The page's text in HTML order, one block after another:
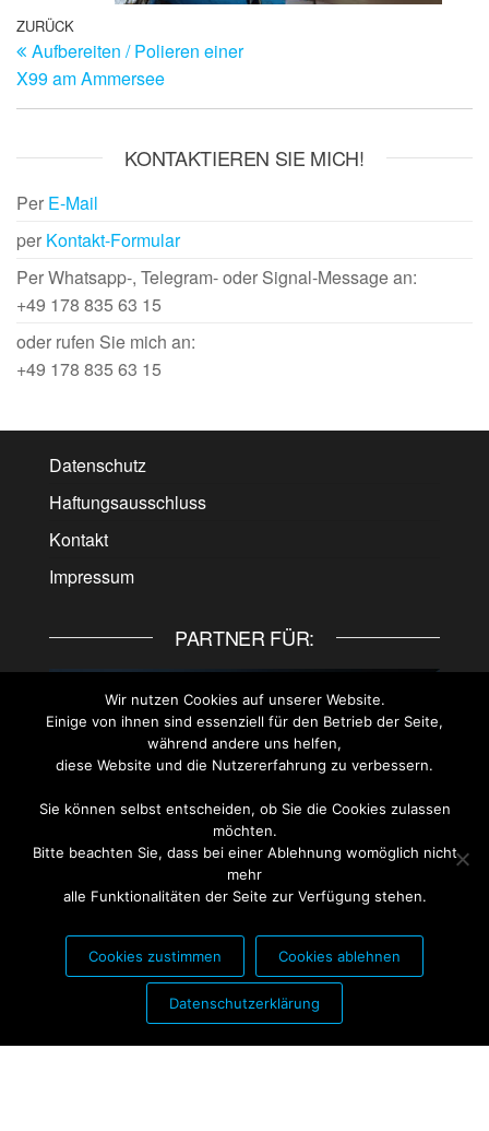
Beitragsnavigation
Vorheriger
Beitrag
ZURÜCK
Aufbereiten / Polieren einer
X99 am Ammersee
KONTAKTIEREN SIE MICH!
Per E-Mail
per Kontakt-Formular
Per Whatsapp-, Telegram- oder Signal-Message an:
+49 178 835 63 15
oder rufen Sie mich an:
+49 178 835 63 15
Datenschutz
Haftungsausschluss
Kontakt
Impressum
PARTNER FÜR:
PARTNER FÜR:
Wir nutzen Cookies auf unserer Website.
Einige von ihnen sind essenziell für den Betrieb der Seite,
während andere uns helfen,
diese Website und die Nutzererfahrung zu verbessern.
Sie können selbst entscheiden, ob Sie die Cookies zulassen
möchten.
Bitte beachten Sie, dass bei einer Ablehnung womöglich nicht
mehr
alle Funktionalitäten der Seite zur Verfügung stehen.
Cookies zustimmen Cookies ablehnen
Datenschutzerklärung